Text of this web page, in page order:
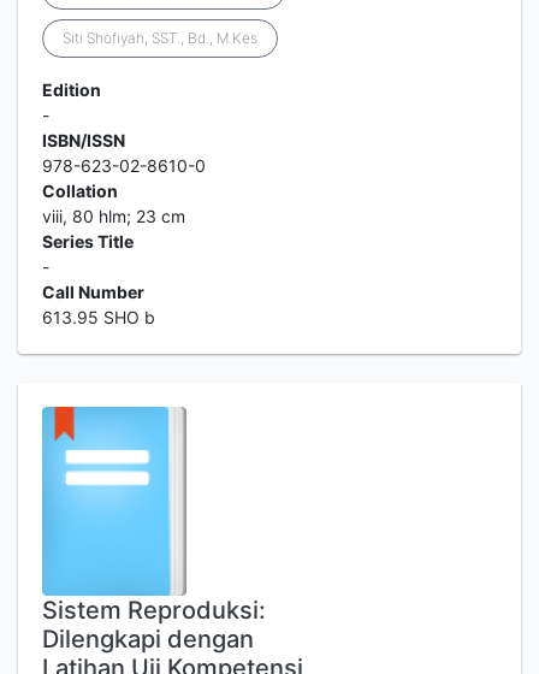
Siti Shofiyah, SST., Bd., M.Kes
Edition
-
ISBN/ISSN
978-623-02-8610-0
Collation
viii, 80 hlm; 23 cm
Series Title
-
Call Number
613.95 SHO b
Sistem Reproduksi:
Dilengkapi dengan
Latihan Uji Kompetensi